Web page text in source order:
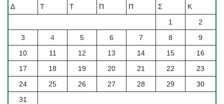
Δ Τ Τ Π Π Σ
Κ
1
2
3
4 5 6 7 8
9
10
11 12 13 14 15
16
17
18 19 20 21 22
23
24
25 26 27 28 29
30
31